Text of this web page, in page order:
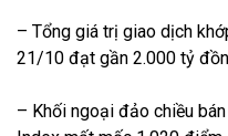
– Tổng giá trị giao dịch
21/10 đạt gần 2.000 tỷ
– Khối ngoại đảo chiều